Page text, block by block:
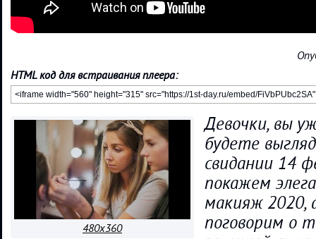
HTML код для встраивания плеера:
480x360
Девочки, вы
будете
свидании 14
покажем
макияж 2020,
поговорим о